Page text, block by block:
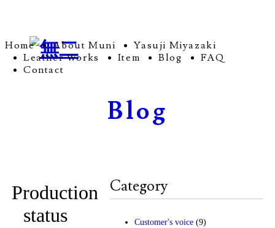
Home About Muni
Yasuji Miyazaki
Leather Works
Item Blog
FAQ
Contact
Blog
Production
status
Category
Customer's voice (9)